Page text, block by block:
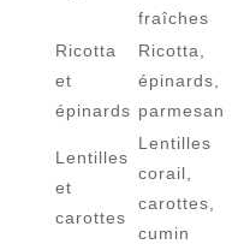
fraîches
Ricotta
et
épinards
Ricotta,
épinards,
parmesan
Lentilles
et
carottes
Lentilles
corail,
carottes,
cumin